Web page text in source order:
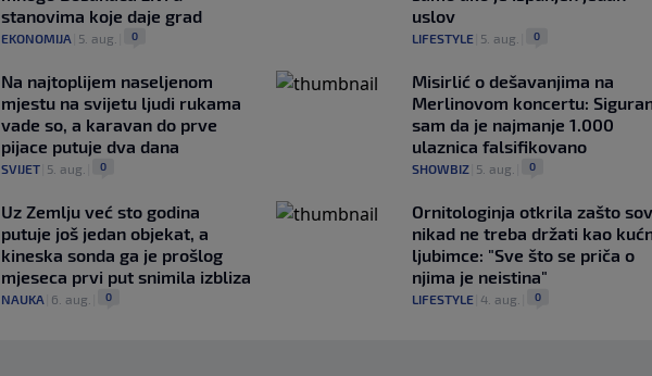
stanovima koje daje grad
EKONOMIJA 5. aug. 0
uslov
LIFESTYLE| 5. aug. 0
Na najtoplijem naseljenom
mjestu na svijetu ljudi rukama
vade so, a karavan do prve
pijace putuje dva dana
SVIJET 5. aug. 0
Misirlić o dešavanjima na
Merlinovom koncertu:
sam da je najmanje 1.000
ulaznica falsifikovano
SHOWBIZ| 5. aug. 0
Uz Zemlju već sto godina
putuje još jedan objekat, a
kineska sonda ga je prošlog
mjeseca prvi put snimila izbliza
NAUKA 6. aug. 0
Ornitologinja otkrila zašto
nikad ne treba držati kao
ljubimce: "Sve što se priča o
njima je neistina"
LIFESTYLE| 4. aug. 0